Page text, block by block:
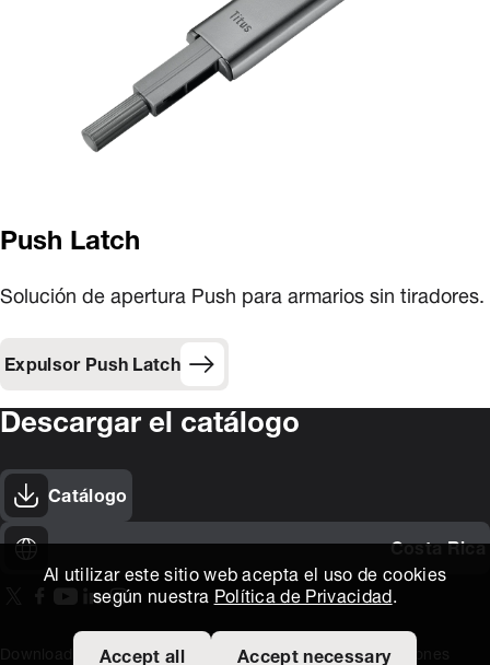
Al utilizar este sitio web acepta el uso de cookies
según nuestra Política de Privacidad .
Accept all Accept necessary
Push Latch
Solución de apertura Push para armarios sin tiradores.
Expulsor Push Latch
Descargar el catálogo
Catálogo
Costa Rica
On our X page
(Opens in new window)
On our Facebook page
(Opens in new window)
On our Youtube page
(Opens in new window)
(Opens in new window)
On our Instagram page
(Opens in new window)
Download areaTitus Expertise ExtranetTerminos y Condiciones